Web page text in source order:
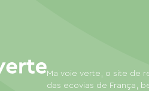
Ma voie verte, o site de
das ecovias de França,